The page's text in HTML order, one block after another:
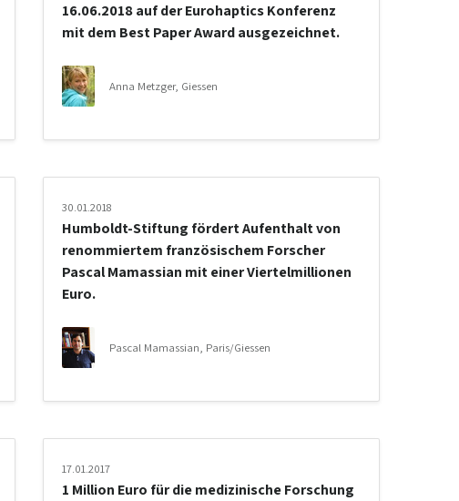
16.06.2018 auf der Eurohaptics Konferenz
mit dem Best Paper Award ausgezeichnet.
Anna Metzger, Giessen
30.01.2018
Humboldt-Stiftung fördert Aufenthalt von
renommiertem französischem Forscher
Pascal Mamassian mit einer Viertelmillionen
Euro.
Pascal Mamassian, Paris/Giessen
17.01.2017
1 Million Euro für die medizinische Forschung